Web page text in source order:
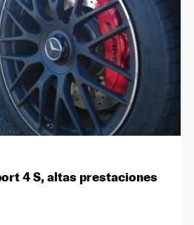
4 S, altas prestaciones